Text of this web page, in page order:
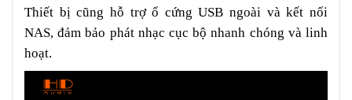
Thiết bị cũng hỗ trợ ổ cứng USB ngoài và kết nối
NAS, đảm bảo phát nhạc cục bộ nhanh chóng và linh
hoạt.